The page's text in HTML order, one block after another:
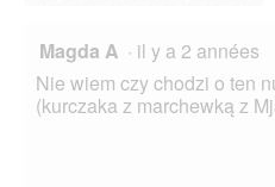
d
Magda A · il y a 2 années
Nie wiem czy chodzi o ten
(kurczaka z marchewką z